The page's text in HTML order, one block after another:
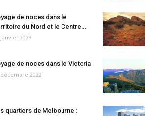
de noces dans le
du Nord et le Centre...
2023
de noces dans le Victoria
2022
quartiers de Melbourne :